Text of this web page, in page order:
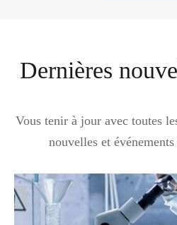
Dernières
Vous tenir à jour avec toutes
nouvelles et